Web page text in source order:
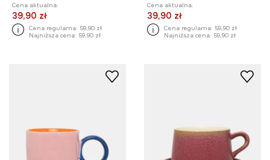
Cena aktualna:
39,90 zł
Cena regularna: 59,90 zł
Najniższa cena: 59,90 zł
Cena aktualna:
39,90 zł
Cena regularna: 59,90 zł
Najniższa cena: 59,90 zł